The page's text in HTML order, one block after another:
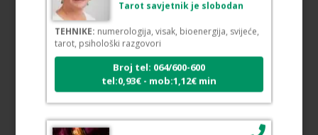
TEHNIKE:numerologija, visak, bioenergija, svijeće,
tarot, psihološki razgovori
Broj tel: 064/600-600
tel:0,93€ - mob:1,12€ min